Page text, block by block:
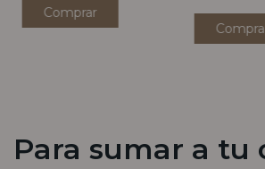
Para sumar a tu